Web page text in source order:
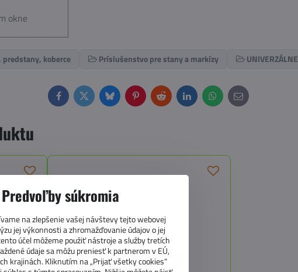
okne
predstany, koberce Príslušenstvo pre stany a markízy UNIVERZÁLNE
FacebookTwitterBlueskyPinterestRedditLinkedInWhatsApp
E-
mail
Predvoľby súkromia
na zlepšenie vašej návštevy tejto webovej
jej výkonnosti a zhromažďovanie údajov o jej
účel môžeme použiť nástroje a služby tretích
údaje sa môžu preniesť k partnerom v EÚ,
krajinách. Kliknutím na „Prijať všetky cookies“